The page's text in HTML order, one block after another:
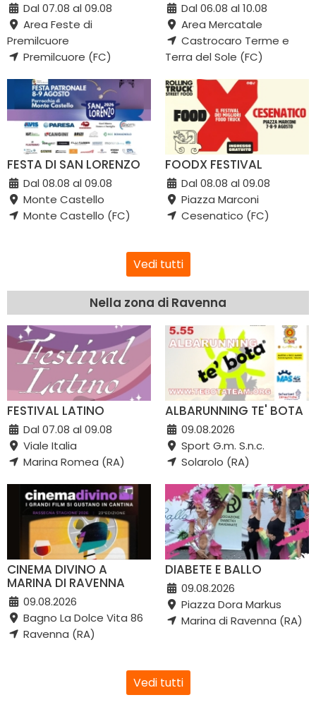
Dal 07.08 al 09.08
Area Feste di
Premilcuore
Premilcuore (FC)
Dal 06.08 al 10.08
Area Mercatale
Castrocaro Terme e
Terra del Sole (FC)
FESTA DI SAN LORENZO
Dal 08.08 al 09.08
Monte Castello
Monte Castello (FC)
FOODX FESTIVAL
Dal 08.08 al 09.08
Piazza Marconi
Cesenatico (FC)
Vedi tutti
Nella zona di Ravenna
FESTIVAL LATINO
Dal 07.08 al 09.08
Viale Italia
Marina Romea (RA)
ALBARUNNING TE' BOTA
09.08.2026
Sport G.m. S.n.c.
Solarolo (RA)
CINEMA DIVINO A
MARINA DI RAVENNA
09.08.2026
Bagno La Dolce Vita 86
Ravenna (RA)
DIABETE E BALLO
09.08.2026
Piazza Dora Markus
Marina di Ravenna (RA)
Vedi tutti